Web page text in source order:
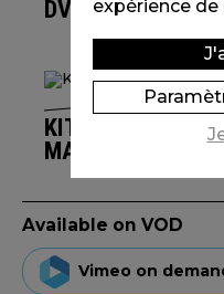
DVD DES
KIT
MA POCHE
Available on VOD
Vimeo on
expérience